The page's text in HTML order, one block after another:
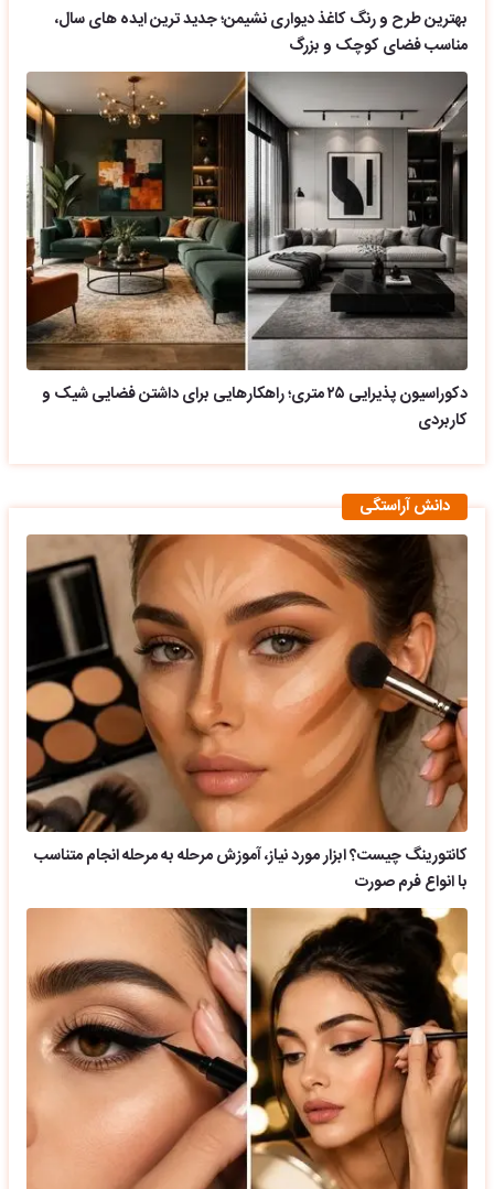
بهترین طرح و رنگ کاغذ دیواری نشیمن؛ جدید ترین ایده های سال،
مناسب فضای کوچک و بزرگ
دکوراسیون پذیرایی ۲۵ متری؛ راهکارهایی برای داشتن فضایی شیک و
کاربردی
دانش آراستگی
کانتورینگ چیست؟ ابزار مورد نیاز، آموزش مرحله به مرحله انجام متناسب
با انواع فرم صورت